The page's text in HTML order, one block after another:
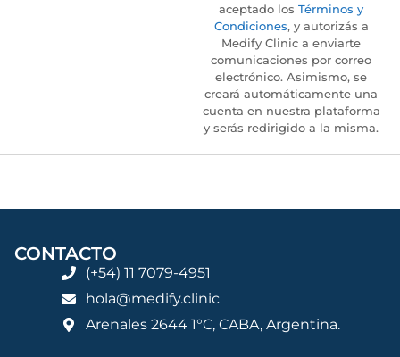
aceptado los Términos y
Condiciones, y autorizás a
Medify Clinic a enviarte
comunicaciones por correo
electrónico. Asimismo, se
creará automáticamente una
cuenta en nuestra plataforma
y serás redirigido a la misma.
CONTACTO
(+54) 11 7079-4951
hola@medify.clinic
Arenales 2644 1°C, CABA, Argentina.